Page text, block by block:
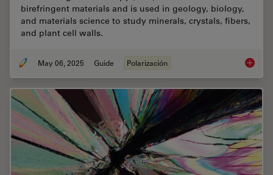
birefringent materials and is used in geology, biology,
and materials science to study minerals, crystals, fibers,
and plant cell walls.
May 06, 2025 Guide Polarización A